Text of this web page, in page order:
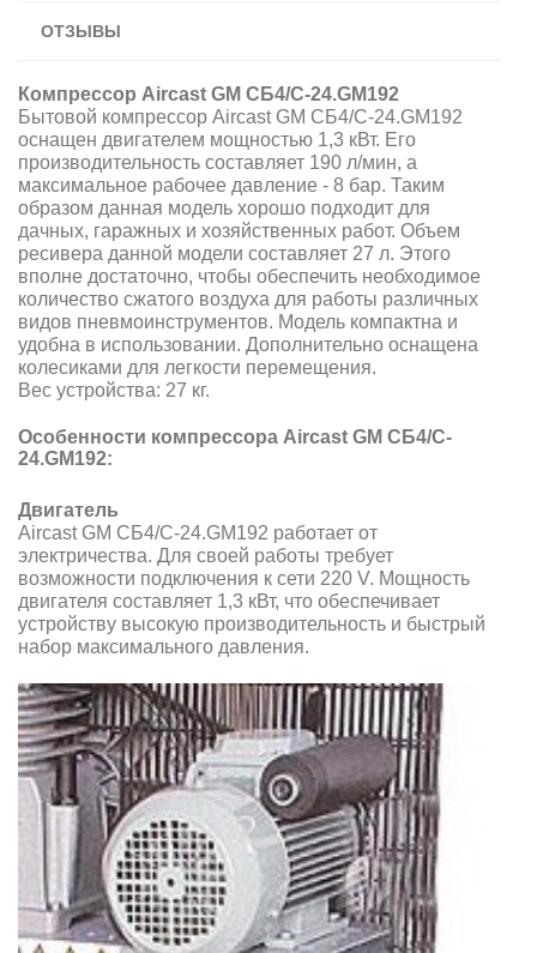
ОТЗЫВЫ
Компрессор Aircast GM CБ4/C-24.GM192
Бытовой компрессор Aircast GM CБ4/C-24.GM192
оснащен двигателем мощностью 1,3 кВт. Его
производительность составляет 190 л/мин, а
максимальное рабочее давление - 8 бар. Таким
образом данная модель хорошо подходит для
дачных, гаражных и хозяйственных работ. Объем
ресивера данной модели составляет 27 л. Этого
вполне достаточно, чтобы обеспечить необходимое
количество сжатого воздуха для работы различных
видов пневмоинструментов. Модель компактна и
удобна в использовании. Дополнительно оснащена
колесиками для легкости перемещения.
Вес устройства: 27 кг.
Особенности компрессора Aircast GM CБ4/C-
24.GM192:
Двигатель
Aircast GM CБ4/C-24.GM192 работает от
электричества. Для своей работы требует
возможности подключения к сети 220 V. Мощность
двигателя составляет 1,3 кВт, что обеспечивает
устройству высокую производительность и быстрый
набор максимального давления.